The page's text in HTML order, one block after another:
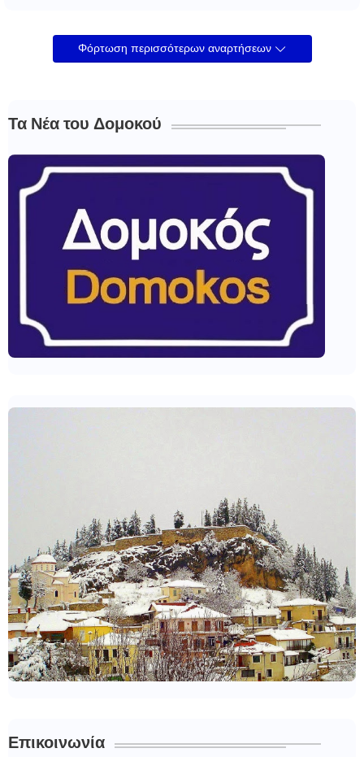
Φόρτωση περισσότερων αναρτήσεων
Τα Νέα του Δομοκού
Επικοινωνία